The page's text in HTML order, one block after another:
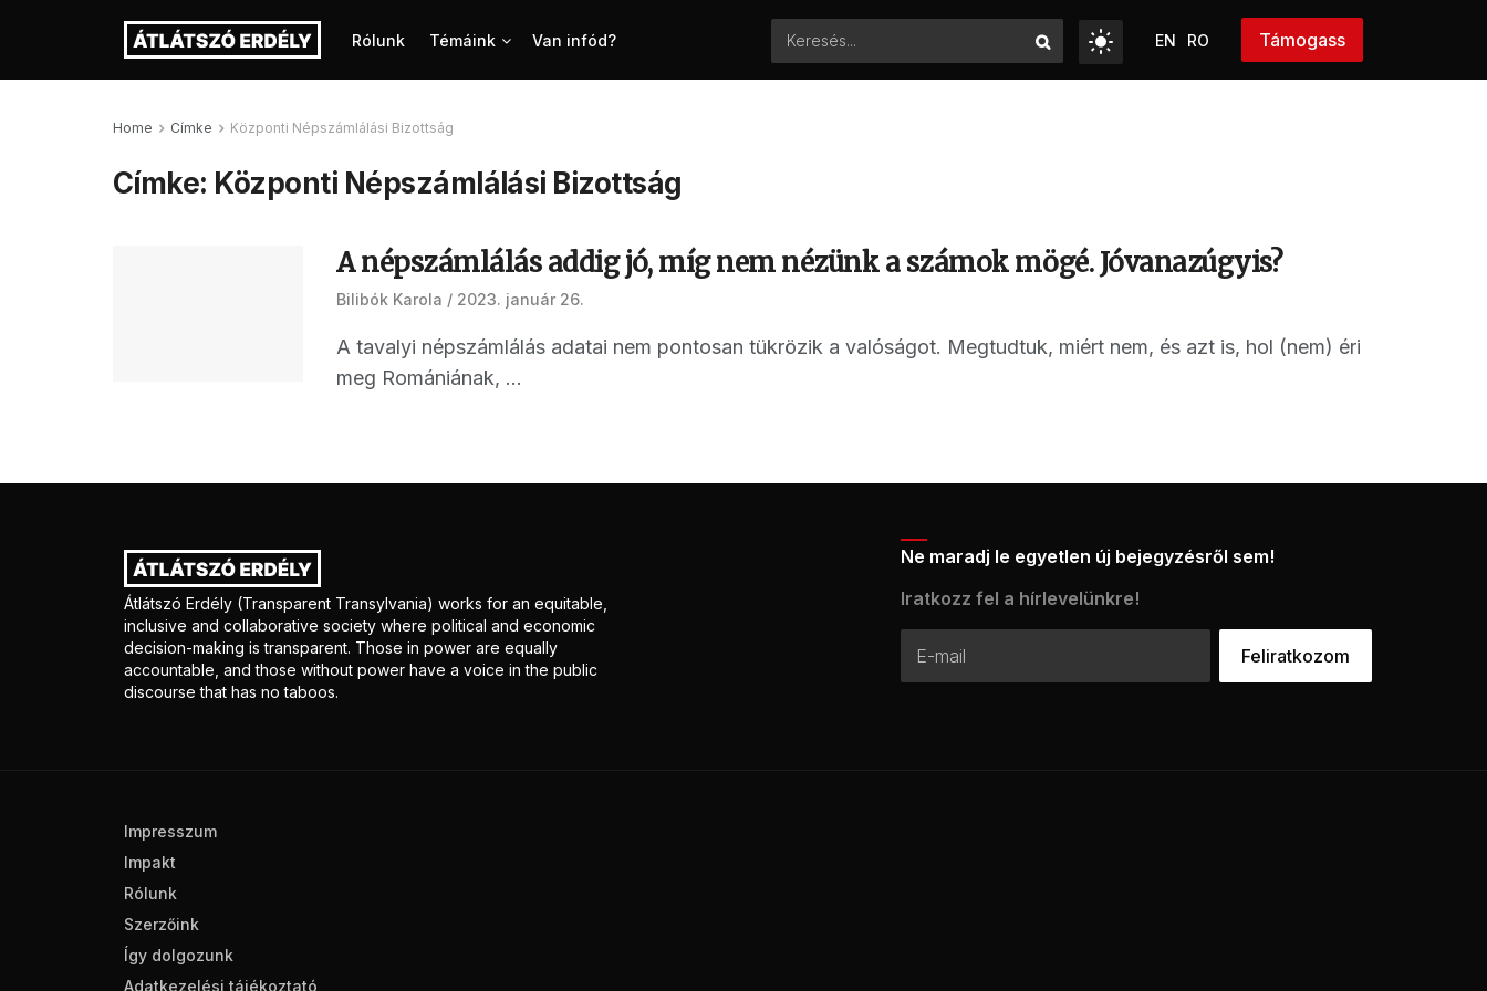
Rólunk Témáink Van infód? EN RO Támogass
Home Címke Központi Népszámlálási Bizottság
Címke: Központi Népszámlálási Bizottság
A népszámlálás addig jó, míg nem nézünk a számok mögé. Jóvanazúgyis?
Bilibók Karola 2023. január 26.
A tavalyi népszámlálás adatai nem pontosan tükrözik a valóságot. Megtudtuk, miért nem, és azt is, hol (nem) éri
meg Romániának, ...
Átlátszó Erdély (Transparent Transylvania) works for an equitable,
inclusive and collaborative society where political and economic
decision-making is transparent. Those in power are equally
accountable, and those without power have a voice in the public
discourse that has no taboos.
Ne maradj le egyetlen új bejegyzésről sem!
Iratkozz fel a hírlevelünkre!
Impresszum
Impakt
Rólunk
Szerzőink
Így dolgozunk
Adatkezelési tájékoztató